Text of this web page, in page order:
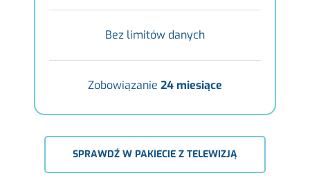
Bez limitów danych
Zobowiązanie 24 miesiące
SPRAWDŹ W PAKIECIE Z TELEWIZJĄ